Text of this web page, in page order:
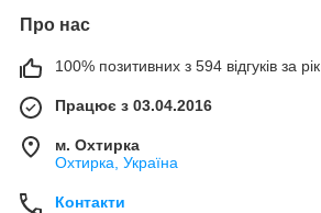
Про нас
100% позитивних з 594 відгуків за рік
Працює з 03.04.2016
м. Охтирка
Охтирка, Україна
Контакти